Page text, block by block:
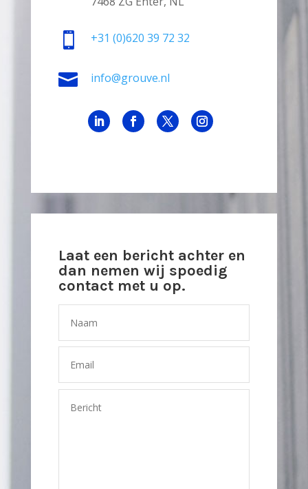
 +31 (0)620 39 72 32
 info@grouve.nl
Laat een bericht achter en
dan nemen wij spoedig
contact met u op.